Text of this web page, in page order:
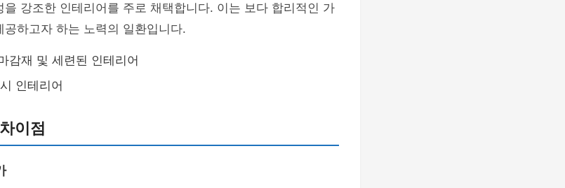
강조한 인테리어를 주로 채택합니다. 이는 보다 합리적인 가
하고자 하는 노력의 일환입니다.
감재 및 세련된 인테리어
인테리어
이점